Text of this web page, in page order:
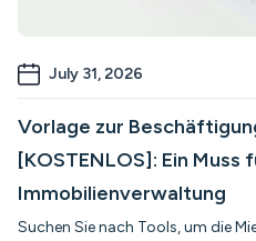
July 31, 2026
Vorlage zur
[KOSTENLOS]: Ein Muss
Immobilienverwaltung
Suchen Sie nach Tools, um die